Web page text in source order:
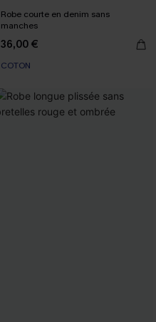
Robe courte en denim sans
manches
36,00 €
COTON